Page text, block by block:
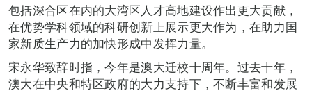
包括深合区在内的大湾区人才高地建设作出更大贡献，
在优势学科领域的科研创新上展示更大作为，在助力国
家新质生产力的加快形成中发挥力量。
宋永华致辞时指，今年是澳大迁校十周年。过去十年，
澳大在中央和特区政府的大力支持下，不断丰富和发展